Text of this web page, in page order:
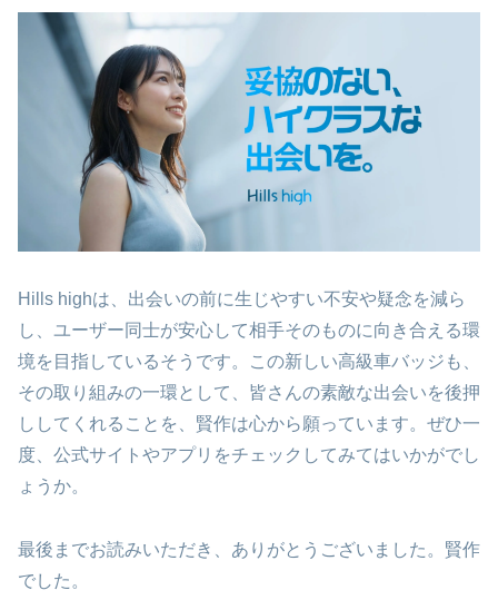
Hills highは、出会いの前に生じやすい不安や疑念を減ら
し、ユーザー同士が安心して相手そのものに向き合える環
境を目指しているそうです。この新しい高級車バッジも、
その取り組みの一環として、皆さんの素敵な出会いを後押
ししてくれることを、賢作は心から願っています。ぜひ一
度、公式サイトやアプリをチェックしてみてはいかがでし
ょうか。
最後までお読みいただき、ありがとうございました。賢作
でした。